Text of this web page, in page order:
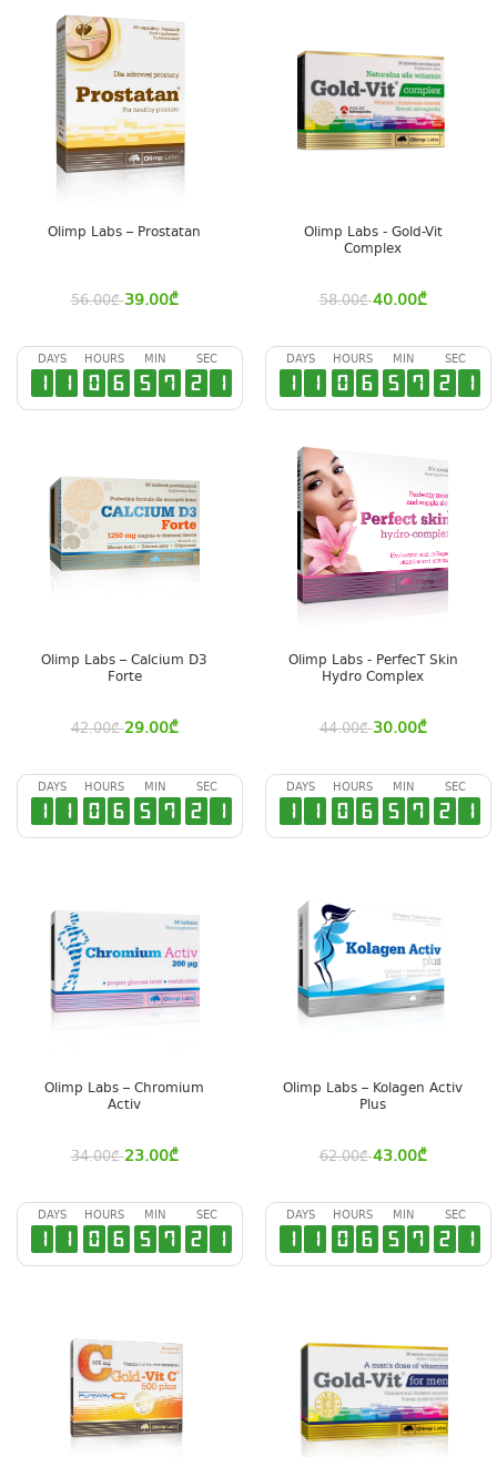
Olimp Labs – Prostatan
56.00₾ 39.00₾
Olimp Labs - Gold-Vit
Complex
58.00₾ 40.00₾
DAYS
1 1
HOURS
0 6
MIN
5 7
SEC
2 0
Olimp Labs – Calcium D3
Forte
42.00₾ 29.00₾
DAYS
1 1
HOURS
0 6
MIN
5 7
SEC
2 0
Olimp Labs - PerfecT Skin
Hydro Complex
44.00₾ 30.00₾
DAYS
1 1
HOURS
0 6
MIN
5 7
SEC
2 0
Olimp Labs – Chromium
Activ
34.00₾ 23.00₾
DAYS
1 1
HOURS
0 6
MIN
5 7
SEC
2 0
Olimp Labs – Kolagen Activ
Plus
62.00₾ 43.00₾
DAYS
1 1
HOURS
0 6
MIN
5 7
SEC
2 0
DAYS
1 1
HOURS
0 6
MIN
5 7
SEC
2 0